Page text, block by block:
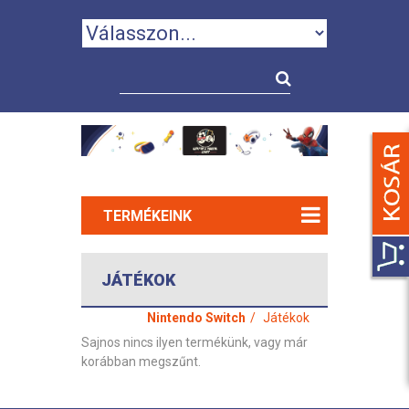
TERMÉKEINK
JÁTÉKOK
Nintendo Switch
Játékok
Sajnos nincs ilyen termékünk, vagy már
korábban megszűnt.